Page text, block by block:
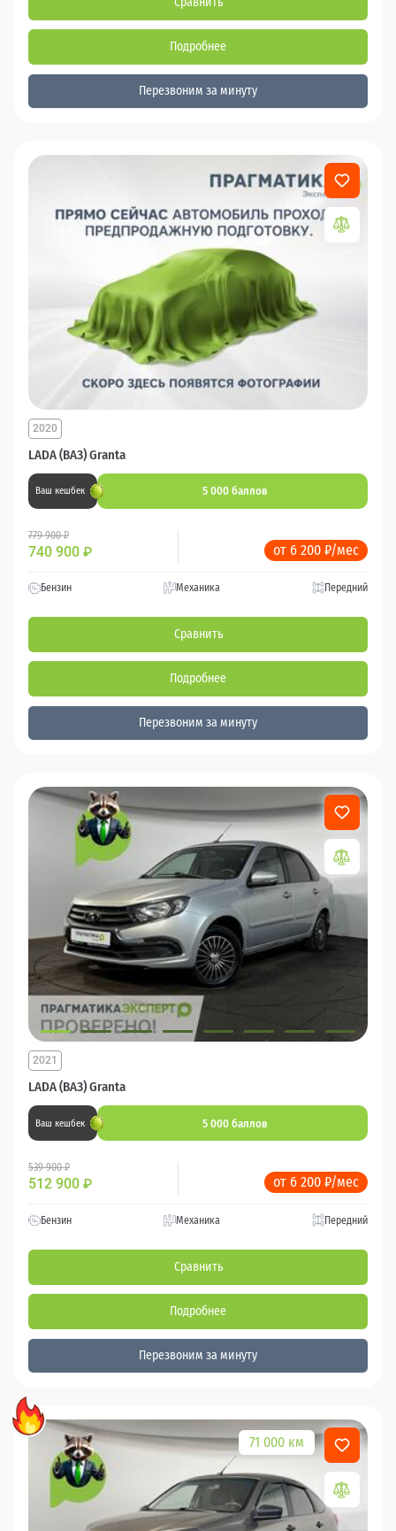
Подробнее
Перезвоним за минуту
LADA (ВАЗ) Granta
2020
Ваш кешбек 5 000 баллов
779 900 ₽
740 900 ₽ от 6 200 ₽/мес
Бензин Механика Передний
Сравнить
Подробнее
Перезвоним за минуту
LADA (ВАЗ) Granta
2021
Ваш кешбек 5 000 баллов
539 900 ₽
512 900 ₽ от 6 200 ₽/мес
Бензин Механика Передний
Сравнить
Подробнее
Перезвоним за минуту
71 000 км